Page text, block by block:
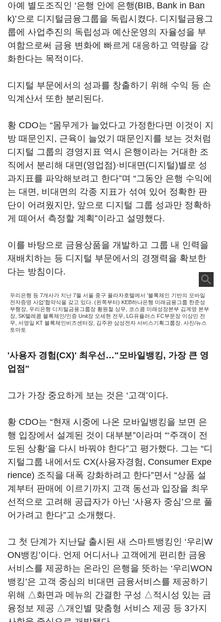
아예 별도조직인 ‘은행 안에 은행(BIB, Bank in Ban
k)’으로 디지털금융그룹을 독립시켰다. 디지털금융그
룹에 사업추진의 독립성과 예산운영의 자율성을 부
여함으로써 금융 변화에 빠르게 대응하고 역량을 강
화한다는 목적이다.
디지털 부문에서의 성과를 창출하기 위해 수익 등 손
익계산서 또한 분리된다.
황 CDO는 “몸무게가 늘었다고 가정한다면 이것이 지
방 때문인지, 근육이 늘었기 때문인지를 보는 것처럼
디지털 그룹의 경영지표 역시 은행이라는 거대한 조
직에서 분리해 대면(영업점)·비대면(디지털)별로 성
과지표를 파악해보려고 한다”며 “그동안 은행 수익에
는 대면, 비대면의 각종 지표가 섞여 있어 정확한 판
단이 어려웠지만, 앞으로 디지털 그룹 성과만 정확하
게 떼어서 측정할 계획”이라고 설명했다.
이를 바탕으로 금융상품을 개발하고 그룹 내 인력을
재배치하는 등 디지털 부문에서의 경쟁력을 확보한
다는 방침이다.
우리은행 등 7개사가 지난 7월 서울 중구 플라자호텔에서 '블록체인 기반의 모바일
전자증명 사업'협약식을 갖고 있다. (왼쪽부터) KEB하나은행 미래금융그룹 한준성
부행장, 우리은행 디지털금융그룹장 황원철 상무, 코스콤 미래성장본부 김계영 본부
장, SK텔레콤 블록체인/인증 Unit장 오세현 전무, LG유플러스 FC부문장 이상민 전
무, 서영일 KT 블록체인비즈센터장, 김주완 삼성전자 서비스기획그룹장. 사진/뉴스
토마토
'사용자 경험(CX)' 최우선…"모바일뱅킹, 가장 큰 영
업점"
그가 가장 중요하게 보는 것은 ‘고객’이다.
황 CDO는 “현재 시중에 나온 모바일뱅킹을 보면 은
행 입장에서 설계된 것이 대부분”이라며 “‘주객이 전
도된 상황’을 다시 바꿔야 한다”고 평가했다. 그는 “디
지털그룹 내에서도 CX(사용자경험, Consumer Expe
rience) 조직을 대폭 강화하려고 한다”면서 “상품 설
계부터 판매에 이르기까지 고객 동선과 입장을 최우
선적으로 고려해 공급자가 아닌 ‘사용자 중심’으로 풀
어가려고 한다”고 소개했다.
그 첫 단계가 지난달 출시된 새 스마트뱅킹인 ‘우리W
ON뱅킹’이다. 언제 어디서나 고객에게 편리한 금융
서비스를 제공하는 온라인 은행을 뜻하는 ‘우리WON
뱅킹’은 고객 중심의 비대면 금융서비스를 제공하기
위해 △화면과 메뉴의 간결한 구성 △적시성 있는 금
융정보 제공 △개인별 맞춤형 서비스 제공 등 3가지